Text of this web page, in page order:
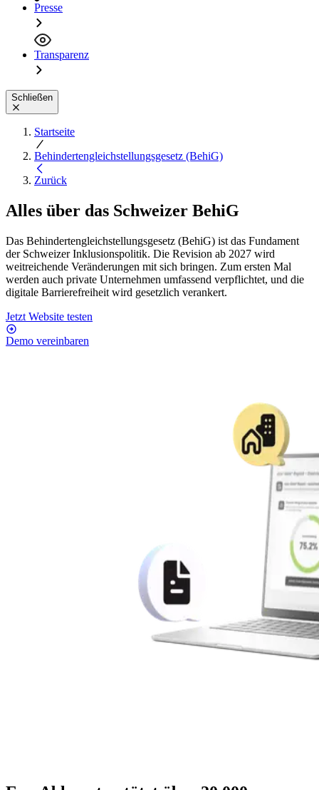
Presse
Transparenz
Schließen
Startseite
Behindertengleichstellungsgesetz (BehiG)
Zurück
Alles über das Schweizer BehiG
Das Behindertengleichstellungsgesetz (BehiG) ist das Fundament
der Schweizer Inklusionspolitik. Die Revision ab 2027 wird
weitreichende Veränderungen mit sich bringen. Zum ersten Mal
werden auch private Unternehmen umfassend verpflichtet, und die
digitale Barrierefreiheit wird gesetzlich verankert.
Jetzt Website testen
Demo vereinbaren